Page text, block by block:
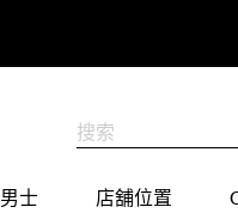
男士 店舖位置